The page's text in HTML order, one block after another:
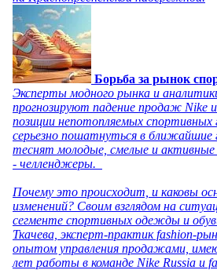
Борьба за рынок
Эксперты модного рынка и
прогнозируют падение продаж Nike
позиции непотопляемых спортивных
серьезно пошатнуться в ближайшие
теснят молодые, смелые и
- челленджеры.
Почему это происходит, и каковы
изменений? Своим взглядом на
сегменте спортивных одежды и
Ткачева, эксперт-практик fashion-
опытом управления продажами,
лет работы в команде Nike Russia и